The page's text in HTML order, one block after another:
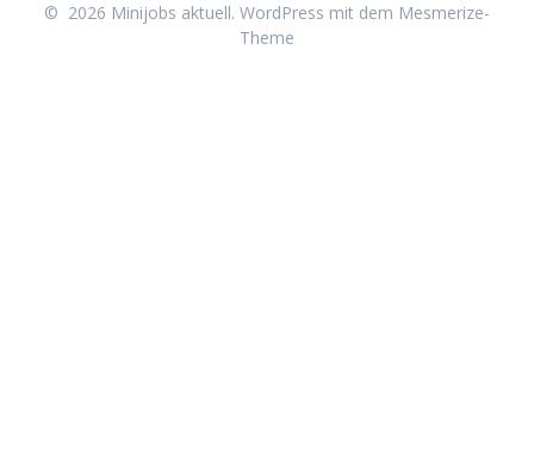
© 2026 Minijobs aktuell. WordPress mit dem Mesmerize-
Theme